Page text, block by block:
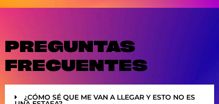
PREGUNTAS
FRECUENTES
¿CÓMO SÉ QUE ME VAN A LLEGAR Y ESTO NO ES